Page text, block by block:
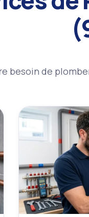
besoin de